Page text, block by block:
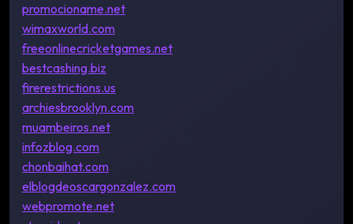
promocioname.net
wimaxworld.com
freeonlinecricketgames.net
bestcashing.biz
firerestrictions.us
archiesbrooklyn.com
muambeiros.net
infozblog.com
chonbaihat.com
elblogdeoscargonzalez.com
webpromote.net